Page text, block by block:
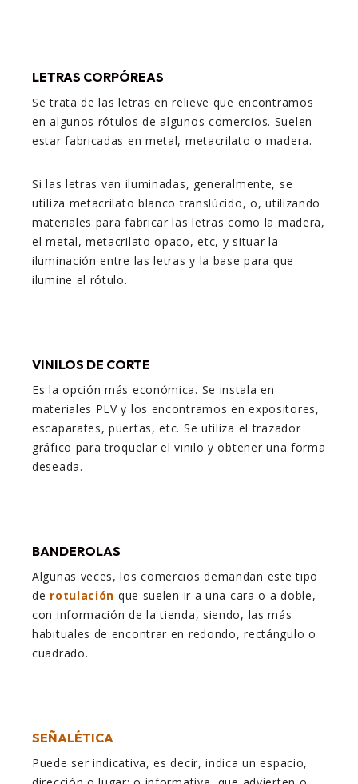
LETRAS CORPÓREAS
Se trata de las letras en relieve que encontramos
en algunos rótulos de algunos comercios. Suelen
estar fabricadas en metal, metacrilato o madera.
Si las letras van iluminadas, generalmente, se
utiliza metacrilato blanco translúcido, o, utilizando
materiales para fabricar las letras como la madera,
el metal, metacrilato opaco, etc, y situar la
iluminación entre las letras y la base para que
ilumine el rótulo.
VINILOS DE CORTE
Es la opción más económica. Se instala en
materiales PLV y los encontramos en expositores,
escaparates, puertas, etc. Se utiliza el trazador
gráfico para troquelar el vinilo y obtener una forma
deseada.
BANDEROLAS
Algunas veces, los comercios demandan este tipo
de rotulación que suelen ir a una cara o a doble,
con información de la tienda, siendo, las más
habituales de encontrar en redondo, rectángulo o
cuadrado.
SEÑALÉTICA
Puede ser indicativa, es decir, indica un espacio,